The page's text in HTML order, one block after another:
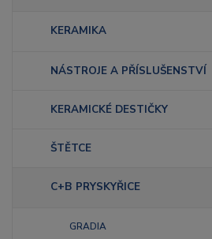
KERAMIKA
NÁSTROJE A PŘÍSLUŠENSTVÍ
KERAMICKÉ DESTIČKY
ŠTĚTCE
C+B PRYSKYŘICE
GRADIA